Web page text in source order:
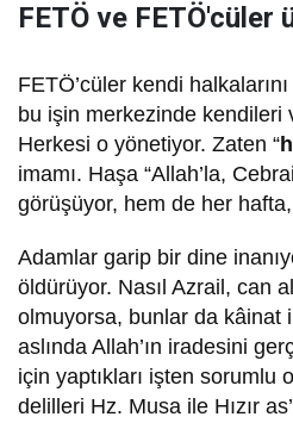
FETÖ ve FETÖ'cüler
FETÖ’cüler kendi
bu işin merkezinde kendileri
Herkesi o yönetiyor. Zaten “
imamı. Haşa “Allah’la,
görüşüyor, hem de her
Adamlar garip bir dine
öldürüyor. Nasıl Azrail, can
olmuyorsa, bunlar da kâinat
aslında Allah’ın iradesini
için yaptıkları işten sorumlu
delilleri Hz. Musa ile Hızır